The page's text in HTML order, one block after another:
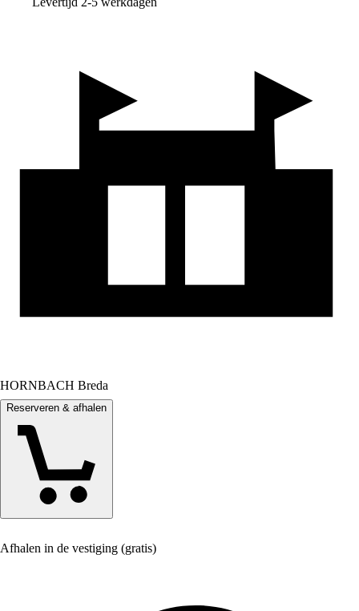
HORNBACH Breda
Reserveren & afhalen
Afhalen in de vestiging (gratis)